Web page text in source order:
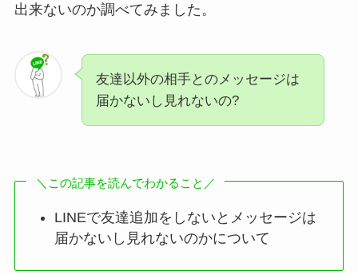
出来ないのか調べてみました。
友達以外の相手とのメッセージは
届かないし見れないの?
＼この記事を読んでわかること／
LINEで友達追加をしないとメッセージは
届かないし見れないのかについて